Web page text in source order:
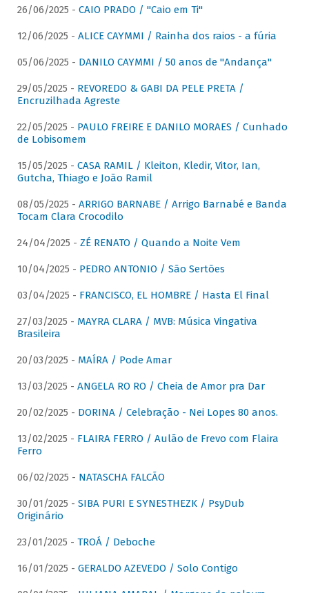
26/06/2025 - CAIO PRADO / "Caio em Ti"
12/06/2025 - ALICE CAYMMI / Rainha dos raios - a fúria
05/06/2025 - DANILO CAYMMI / 50 anos de "Andança"
29/05/2025 - REVOREDO & GABI DA PELE PRETA /
Encruzilhada Agreste
22/05/2025 - PAULO FREIRE E DANILO MORAES / Cunhado
de Lobisomem
15/05/2025 - CASA RAMIL / Kleiton, Kledir, Vitor, Ian,
Gutcha, Thiago e João Ramil
08/05/2025 - ARRIGO BARNABE / Arrigo Barnabé e Banda
Tocam Clara Crocodilo
24/04/2025 - ZÉ RENATO / Quando a Noite Vem
10/04/2025 - PEDRO ANTONIO / São Sertões
03/04/2025 - FRANCISCO, EL HOMBRE / Hasta El Final
27/03/2025 - MAYRA CLARA / MVB: Música Vingativa
Brasileira
20/03/2025 - MAÍRA / Pode Amar
13/03/2025 - ANGELA RO RO / Cheia de Amor pra Dar
20/02/2025 - DORINA / Celebração - Nei Lopes 80 anos.
13/02/2025 - FLAIRA FERRO / Aulão de Frevo com Flaira
Ferro
06/02/2025 - NATASCHA FALCÃO
30/01/2025 - SIBA PURI E SYNESTHEZK / PsyDub
Originário
23/01/2025 - TROÁ / Deboche
16/01/2025 - GERALDO AZEVEDO / Solo Contigo